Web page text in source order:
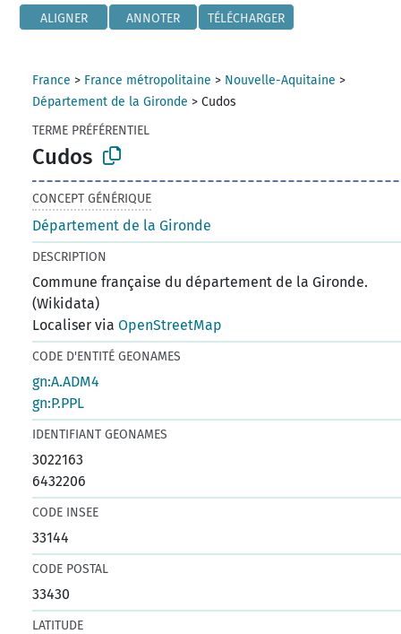
ALIGNER ANNOTER TÉLÉCHARGER
France > France métropolitaine > Nouvelle-Aquitaine >
Département de la Gironde >Cudos
TERME PRÉFÉRENTIEL
Cudos
CONCEPT GÉNÉRIQUE
Département de la Gironde
DESCRIPTION
Commune française du département de la Gironde.
(Wikidata)
Localiser viaOpenStreetMap
CODE D'ENTITÉ GEONAMES
gn:A.ADM4
gn:P.PPL
IDENTIFIANT GEONAMES
3022163
6432206
CODE INSEE
33144
CODE POSTAL
33430
LATITUDE